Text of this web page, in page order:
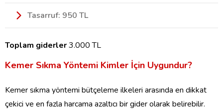
Tasarruf: 950 TL
Toplam giderler3.000 TL
Kemer Sıkma Yöntemi Kimler İçin Uygundur?
Kemer sıkma yöntemi bütçeleme ilkeleri arasında en dikkat
çekici ve en fazla harcama azaltıcı bir gider olarak belirebilir.